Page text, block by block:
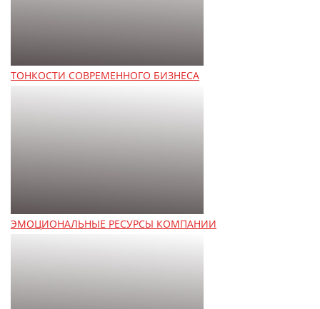
ТОНКОСТИ СОВРЕМЕННОГО БИЗНЕСА
ЭМОЦИОНАЛЬНЫЕ РЕСУРСЫ КОМПАНИИ